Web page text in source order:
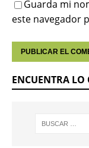
Guarda mi
este navegador
ENCUENTRA LO